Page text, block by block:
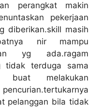
perangkat makin
pekerjaan
diberikan.skill masih
nir mampu
yg ada.ragam
tidak terduga sama
buat melakukan
pelanggan bila tidak